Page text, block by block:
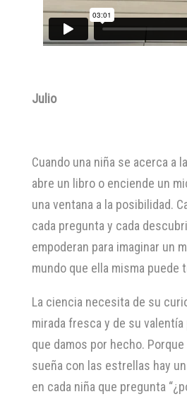
Julio
Cuando una niña se acerca a
abre un libro o enciende un
una ventana a la posibilidad.
cada pregunta y cada
empoderan para imaginar un
mundo que ella misma puede
La ciencia necesita de su
mirada fresca y de su
que damos por hecho.
sueña con las estrellas hay
en cada niña que pregunta